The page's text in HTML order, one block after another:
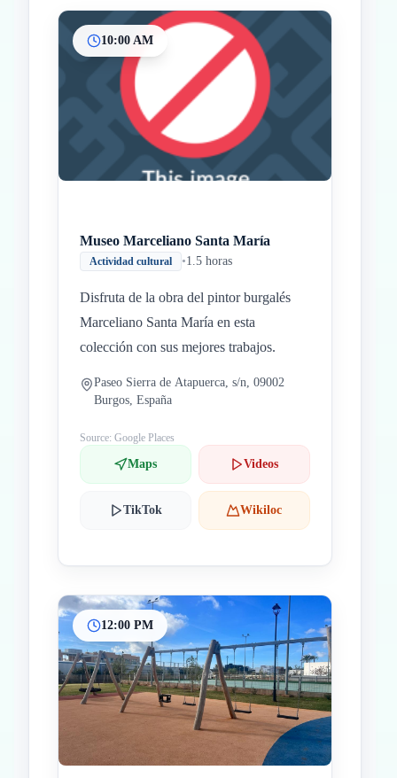
InicioParadas intermedias
10:00 AM
Museo Marceliano Santa María
Actividad cultural •1.5 horas
Disfruta de la obra del pintor burgalés
Marceliano Santa María en esta
colección con sus mejores trabajos.
Paseo Sierra de Atapuerca, s/n, 09002
Burgos, España
Source: Google Places
Maps Videos
TikTok Wikiloc
12:00 PM